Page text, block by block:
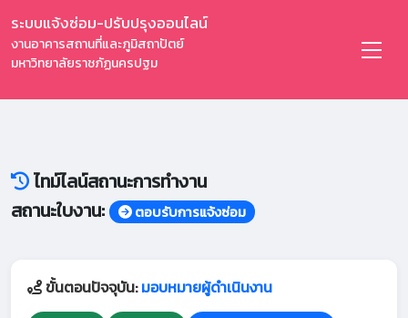
ระบบแจ้งซ่อม-ปรับปรุงออนไลน์
งานอาคารสถานที่และภูมิสถาปัตย์
มหาวิทยาลัยราชภัฏนครปฐม
ไทม์ไลน์สถานะการทำงาน
สถานะใบงาน:
ตอบรับการแจ้งซ่อม
ขั้นตอนปัจจุบัน:มอบหมายผู้ดำเนินงาน